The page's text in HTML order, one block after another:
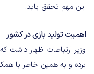
این مهم تحقق یابد.
اهمیت تولید بازی در کشور
وزیر ارتباطات اظهار
برده و به همین خاطر با